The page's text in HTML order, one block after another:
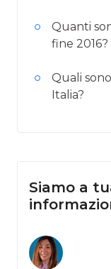
Quanti
fine 2016?
Quali
Italia?
Siamo a